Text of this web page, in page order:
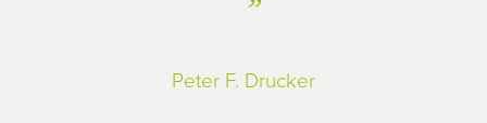
Peter F. Drucker